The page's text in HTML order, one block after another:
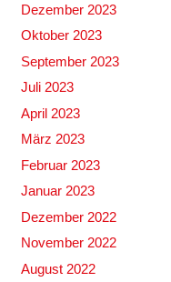
Dezember 2023
Oktober 2023
September 2023
Juli 2023
April 2023
März 2023
Februar 2023
Januar 2023
Dezember 2022
November 2022
August 2022